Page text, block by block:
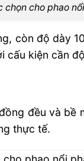
chọn cho phao
còn độ dày
kiện cần
đều và
thực tế.